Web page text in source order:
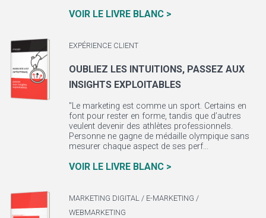
VOIR LE LIVRE BLANC >
EXPÉRIENCE CLIENT
OUBLIEZ LES INTUITIONS, PASSEZ AUX
INSIGHTS EXPLOITABLES
"Le marketing est comme un sport. Certains en
font pour rester en forme, tandis que d’autres
veulent devenir des athlètes professionnels.
Personne ne gagne de médaille olympique sans
mesurer chaque aspect de ses perf...
VOIR LE LIVRE BLANC >
MARKETING DIGITAL / E-MARKETING /
WEBMARKETING